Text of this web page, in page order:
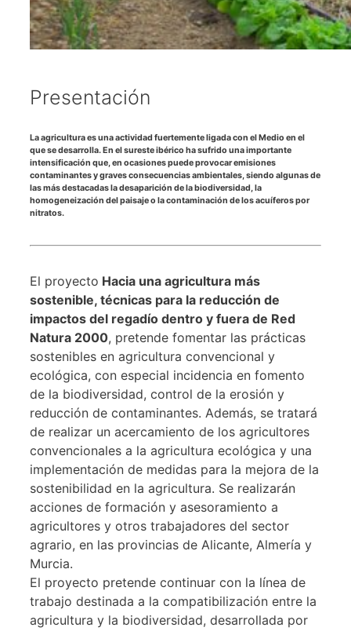
Presentación
La agricultura es una actividad fuertemente ligada con el Medio en el
que se desarrolla. En el sureste ibérico ha sufrido una importante
intensificación que, en ocasiones puede provocar emisiones
contaminantes y graves consecuencias ambientales, siendo algunas de
las más destacadas la desaparición de la biodiversidad, la
homogeneización del paisaje o la contaminación de los acuíferos por
nitratos.
El proyecto Hacia una agricultura más
sostenible, técnicas para la reducción de
impactos del regadío dentro y fuera de Red
Natura 2000, pretende fomentar las prácticas
sostenibles en agricultura convencional y
ecológica, con especial incidencia en fomento
de la biodiversidad, control de la erosión y
reducción de contaminantes. Además, se tratará
de realizar un acercamiento de los agricultores
convencionales a la agricultura ecológica y una
implementación de medidas para la mejora de la
sostenibilidad en la agricultura. Se realizarán
acciones de formación y asesoramiento a
agricultores y otros trabajadores del sector
agrario, en las provincias de Alicante, Almería y
Murcia.
El proyecto pretende continuar con la línea de
trabajo destinada a la compatibilización entre la
agricultura y la biodiversidad, desarrollada por